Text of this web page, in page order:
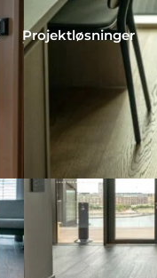
Projektløsninger